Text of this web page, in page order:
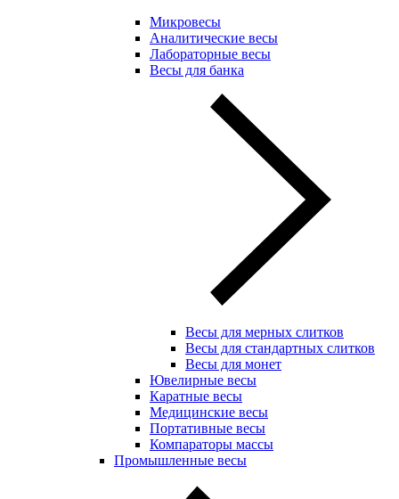
Микровесы
Аналитические весы
Лабораторные весы
Весы для банка
Весы для мерных слитков
Весы для стандартных слитков
Весы для монет
Ювелирные весы
Каратные весы
Медицинские весы
Портативные весы
Компараторы массы
Промышленные весы